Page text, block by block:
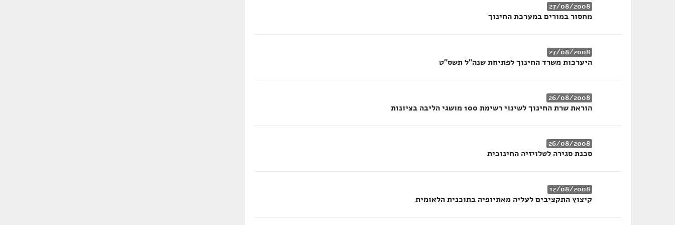
27/08/2008
מחסור במורים במערכת החינוך
27/08/2008
היערכות משרד החינוך לפתיחת שנה"ל תשס"ט
26/08/2008
הוראת שרת החינוך לשינוי רשימת 100 מושגי הליבה בציונות
26/08/2008
סכנת סגירה לטלויזיה החינוכית
12/08/2008
קיצוץ התקציבים לעליה מאתיופיה בתוכנית הלאומית